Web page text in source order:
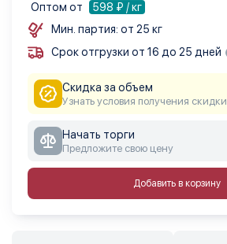
Оптом от
598 ₽ / кг
Мин. партия: от 25 кг
Срок отгрузки от 16 до 25 дней
Скидка за объем
Узнать условия получения скидки
Начать торги
Предложите свою цену
Добавить в корзину